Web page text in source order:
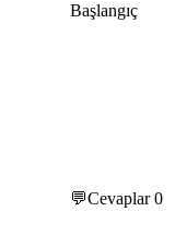
Başlangıç
💬Cevaplar0